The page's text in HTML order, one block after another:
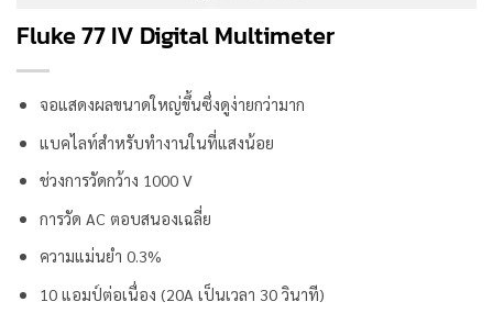
Fluke 77 IV Digital Multimeter
จอแสดงผลขนาดใหญ่ขึ้นซึ่งดูง่ายกว่ามาก
แบคไลท์สำหรับทำงานในที่แสงน้อย
ช่วงการวัดกว้าง 1000 V
การวัด AC ตอบสนองเฉลี่ย
ความแม่นยำ 0.3%
10 แอมป์ต่อเนื่อง (20A เป็นเวลา 30 วินาที)